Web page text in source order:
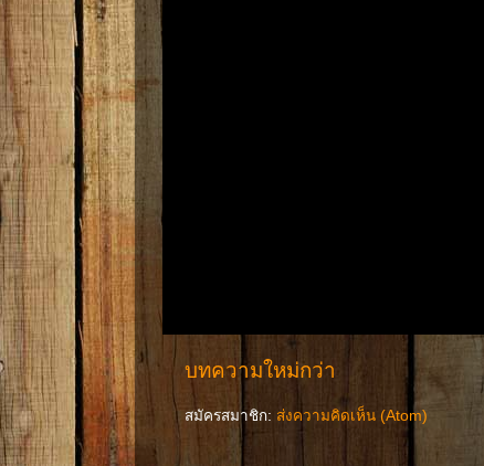
บทความใหม่กว่า
สมัครสมาชิก: ส่งความคิดเห็น (Atom)